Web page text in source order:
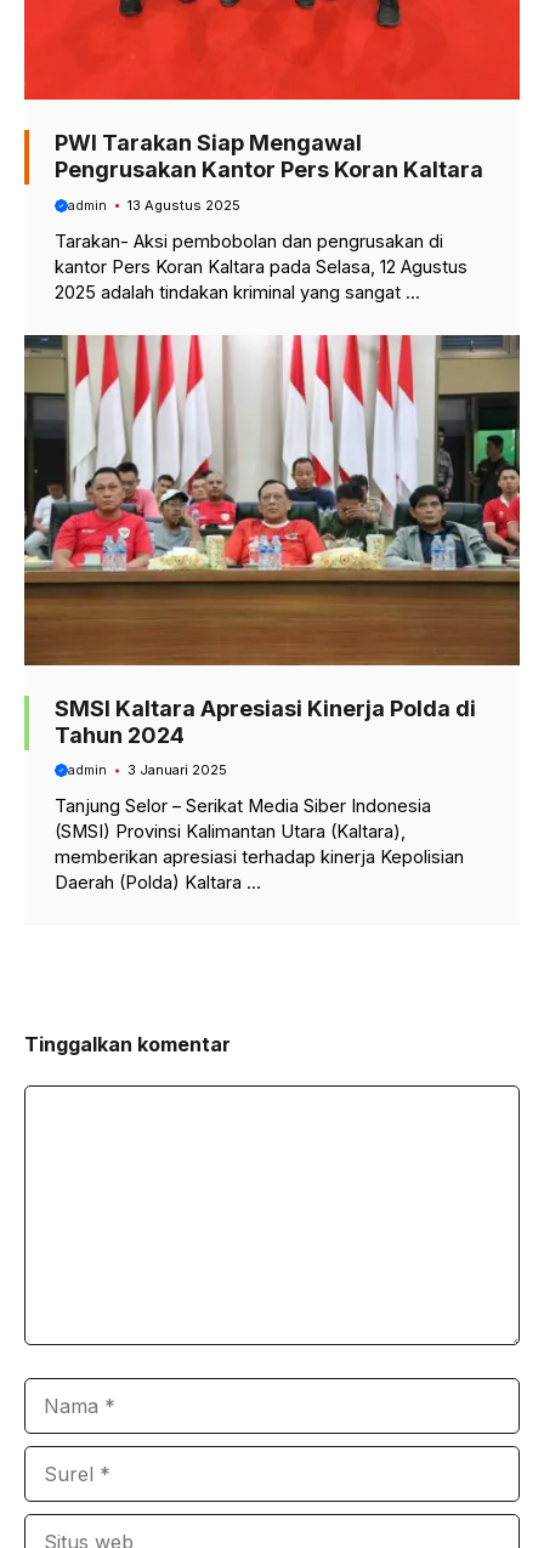
PWI Tarakan Siap Mengawal
Pengrusakan Kantor Pers Koran Kaltara
admin 13 Agustus 2025
Tarakan- Aksi pembobolan dan pengrusakan di
kantor Pers Koran Kaltara pada Selasa, 12 Agustus
2025 adalah tindakan kriminal yang sangat ...
SMSI Kaltara Apresiasi Kinerja Polda di
Tahun 2024
admin 3 Januari 2025
Tanjung Selor – Serikat Media Siber Indonesia
(SMSI) Provinsi Kalimantan Utara (Kaltara),
memberikan apresiasi terhadap kinerja Kepolisian
Daerah (Polda) Kaltara ...
Tinggalkan komentar